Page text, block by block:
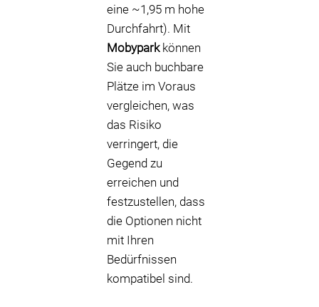
eine ~1,95 m hohe
Durchfahrt). Mit
Mobyparkkönnen
Sie auch buchbare
Plätze im Voraus
vergleichen, was
das Risiko
verringert, die
Gegend zu
erreichen und
festzustellen, dass
die Optionen nicht
mit Ihren
Bedürfnissen
kompatibel sind.